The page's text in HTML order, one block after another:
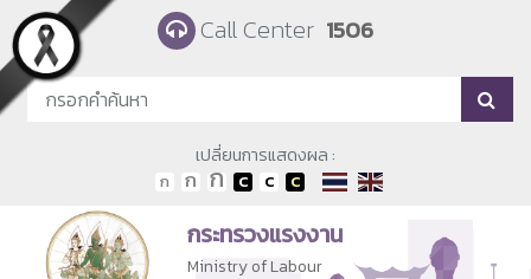
Skip to main content Call Center 1506
เปลี่ยนการแสดงผล :
กระทรวงแรงงาน
Ministry of Labour